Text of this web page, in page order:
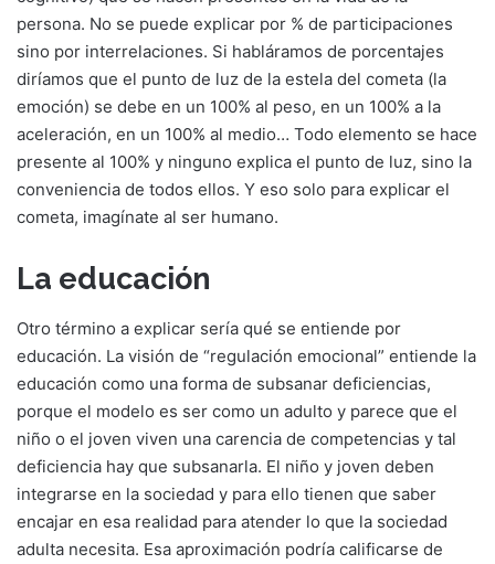
persona. No se puede explicar por % de participaciones
sino por interrelaciones. Si habláramos de porcentajes
diríamos que el punto de luz de la estela del cometa (la
emoción) se debe en un 100% al peso, en un 100% a la
aceleración, en un 100% al medio… Todo elemento se hace
presente al 100% y ninguno explica el punto de luz, sino la
conveniencia de todos ellos. Y eso solo para explicar el
cometa, imagínate al ser humano.
La educación
Otro término a explicar sería qué se entiende por
educación. La visión de “regulación emocional” entiende la
educación como una forma de subsanar deficiencias,
porque el modelo es ser como un adulto y parece que el
niño o el joven viven una carencia de competencias y tal
deficiencia hay que subsanarla. El niño y joven deben
integrarse en la sociedad y para ello tienen que saber
encajar en esa realidad para atender lo que la sociedad
adulta necesita. Esa aproximación podría calificarse de